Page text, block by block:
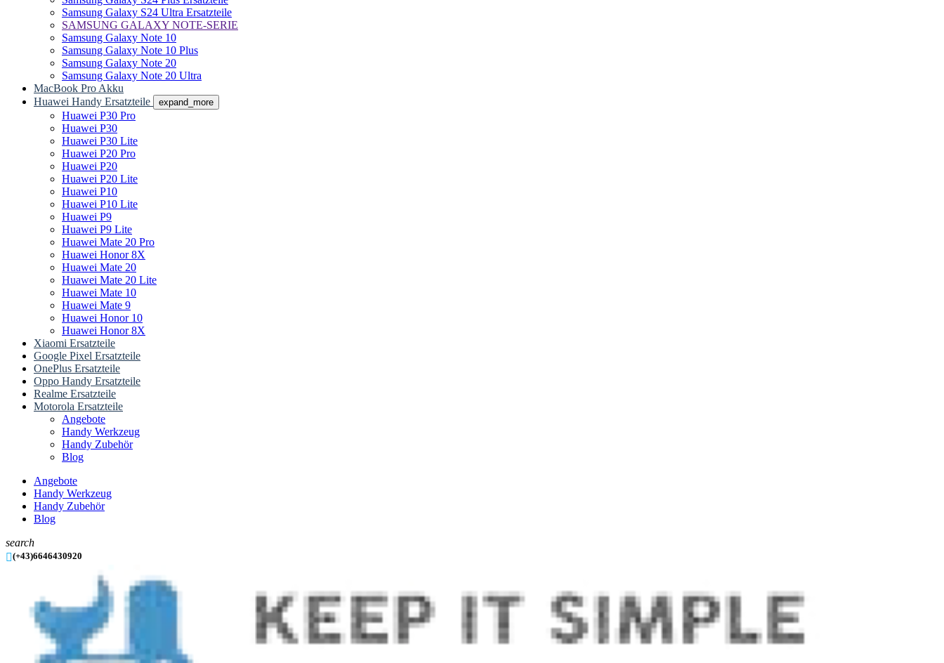
Samsung Galaxy S24 Ultra Ersatzteile
SAMSUNG GALAXY NOTE-SERIE
Samsung Galaxy Note 10
Samsung Galaxy Note 10 Plus
Samsung Galaxy Note 20
Samsung Galaxy Note 20 Ultra
MacBook Pro Akku
Huawei Handy Ersatzteile
expand_more
Huawei P30 Pro
Huawei P30
Huawei P30 Lite
Huawei P20 Pro
Huawei P20
Huawei P20 Lite
Huawei P10
Huawei P10 Lite
Huawei P9
Huawei P9 Lite
Huawei Mate 20 Pro
Huawei Honor 8X
Huawei Mate 20
Huawei Mate 20 Lite
Huawei Mate 10
Huawei Mate 9
Huawei Honor 10
Huawei Honor 8X
Xiaomi Ersatzteile
Google Pixel Ersatzteile
OnePlus Ersatzteile
Oppo Handy Ersatzteile
Realme Ersatzteile
Motorola Ersatzteile
Angebote
Handy Werkzeug
Handy Zubehör
Blog
Angebote
Handy Werkzeug
Handy Zubehör
Blog
search
(+43)6646430920